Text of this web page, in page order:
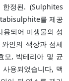
정된. (Sulphites
를 제공
되어 미생물의 성
인의 색상과 섬세
모, 박테리아 및 균
용되었습니다, 맥